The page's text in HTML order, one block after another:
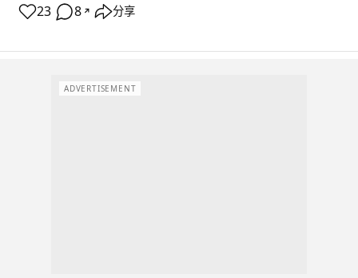
23 8 ↗ 分享
ADVERTISEMENT